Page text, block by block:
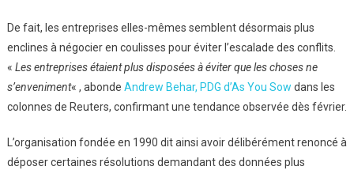
De fait, les entreprises elles-mêmes semblent désormais plus
enclines à négocier en coulisses pour éviter l’escalade des conflits.
« Les entreprises étaient plus disposées à éviter que les choses ne
s’enveniment« , abonde Andrew Behar, PDG d’As You Sow dans les
colonnes de Reuters, confirmant une tendance observée dès février.
L’organisation fondée en 1990 dit ainsi avoir délibérément renoncé à
déposer certaines résolutions demandant des données plus